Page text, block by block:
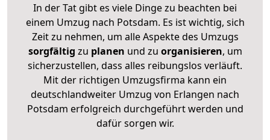
In der Tat gibt es viele Dinge zu beachten bei
einem Umzug nach Potsdam. Es ist wichtig, sich
Zeit zu nehmen, um alle Aspekte des Umzugs
sorgfältig zu planen und zu organisieren, um
sicherzustellen, dass alles reibungslos verläuft.
Mit der richtigen Umzugsfirma kann ein
deutschlandweiter Umzug von Erlangen nach
Potsdam erfolgreich durchgeführt werden und
dafür sorgen wir.